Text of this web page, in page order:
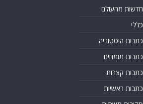
חדשות מהעולם
כללי
כתבות היסטוריה
כתבות מומחים
כתבות קצרות
כתבות ראשיות